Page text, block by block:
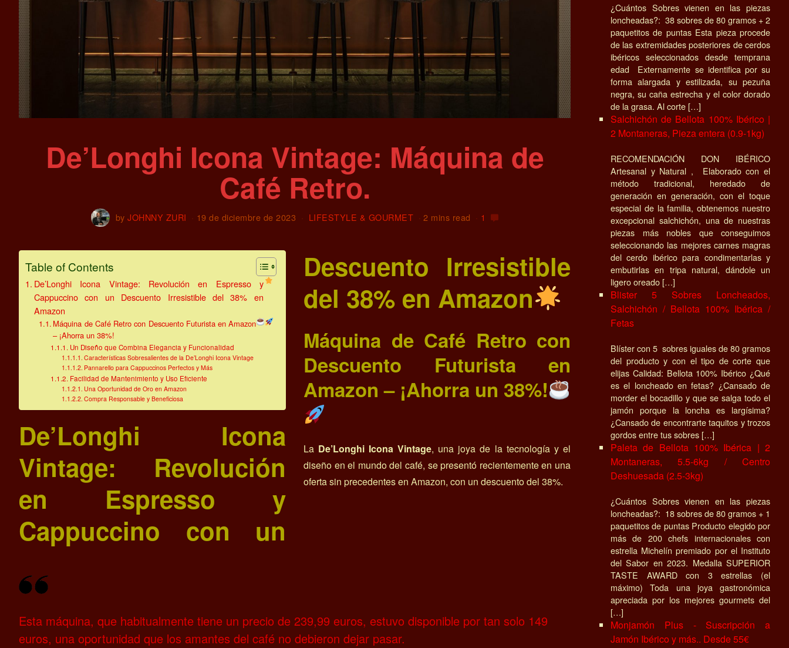
De’Longhi Icona Vintage: Máquina de
Café Retro.
byJOHNNY ZURI 19 de diciembre de 2023 LIFESTYLE & GOURMET 2 mins read 1
Table of Contents
De’Longhi Icona Vintage: Revolución en Espresso y
Cappuccino con un Descuento Irresistible del 38% en
Amazon
Máquina de Café Retro con Descuento Futurista en Amazon
– ¡Ahorra un 38%!
Un Diseño que Combina Elegancia y Funcionalidad
Características Sobresalientes de la De’Longhi Icona Vintage
Pannarello para Cappuccinos Perfectos y Más
Facilidad de Mantenimiento y Uso Eficiente
Una Oportunidad de Oro en Amazon
Compra Responsable y Beneficiosa
De’Longhi Icona
Vintage: Revolución
en Espresso y
Cappuccino con un
Descuento Irresistible
del 38% en Amazon
Máquina de Café Retro con
Descuento Futurista en
Amazon – ¡Ahorra un 38%!
La De’Longhi Icona Vintage, una joya de la tecnología y el
diseño en el mundo del café, se presentó recientemente en una
oferta sin precedentes en Amazon, con un descuento del 38%.
Esta máquina, que habitualmente tiene un precio de 239,99 euros, estuvo disponible por tan solo 149
euros, una oportunidad que los amantes del café no debieron dejar pasar.
¿Cuántos Sobres vienen en las piezas
loncheadas?: 38 sobres de 80 gramos + 2
paquetitos de puntas Esta pieza procede
de las extremidades posteriores de cerdos
ibéricos seleccionados desde temprana
edad Externamente se identifica por su
forma alargada y estilizada, su pezuña
negra, su caña estrecha y el color dorado
de la grasa. Al corte […]
Salchichón de Bellota 100% Ibérico |
2 Montaneras, Pieza entera (0.9-1kg)
RECOMENDACIÓN DON IBÉRICO
Artesanal y Natural , Elaborado con el
método tradicional, heredado de
generación en generación, con el toque
especial de la familia, obtenemos nuestro
excepcional salchichón, una de nuestras
piezas más nobles que conseguimos
seleccionando las mejores carnes magras
del cerdo ibérico para condimentarlas y
embutirlas en tripa natural, dándole un
ligero oreado […]
Blister 5 Sobres Loncheados,
Salchichón / Bellota 100% Ibérica /
Fetas
Blíster con 5 sobres iguales de 80 gramos
del producto y con el tipo de corte que
elijas Calidad: Bellota 100% Ibérico ¿Qué
es el loncheado en fetas? ¿Cansado de
morder el bocadillo y que se salga todo el
jamón porque la loncha es largísima?
¿Cansado de encontrarte taquitos y trozos
gordos entre tus sobres […]
Paleta de Bellota 100% Ibérica | 2
Montaneras, 5.5-6kg / Centro
Deshuesada (2.5-3kg)
¿Cuántos Sobres vienen en las piezas
loncheadas?: 18 sobres de 80 gramos + 1
paquetitos de puntas Producto elegido por
más de 200 chefs internacionales con
estrella Michelín premiado por el Instituto
del Sabor en 2023. Medalla SUPERIOR
TASTE AWARD con 3 estrellas (el
máximo) Toda una joya gastronómica
apreciada por los mejores gourmets del
[…]
Monjamón Plus - Suscripción a
Jamón Ibérico y más.. Desde 55€